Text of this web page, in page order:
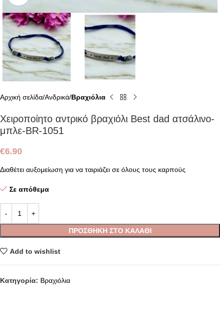
Αρχική σελίδα Ανδρικά Βραχιόλια
Χειροποίητο αντρικό βραχιόλι Best dad ατσάλινο-
μπλε-BR-1051
€6.90
Διαθέτει αυξομείωση για να ταιριάζει σε όλους τους καρπούς
Σε απόθεμα
ΠΡΟΣΘΉΚΗ ΣΤΟ ΚΑΛΆΘΙ
Add to wishlist
Κατηγορία: Βραχιόλια